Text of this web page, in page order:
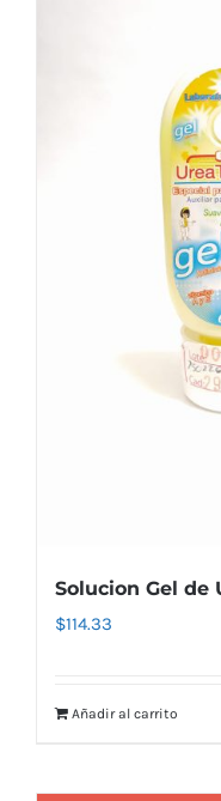
Solucion Gel de
$114.33
Añadir al carrito